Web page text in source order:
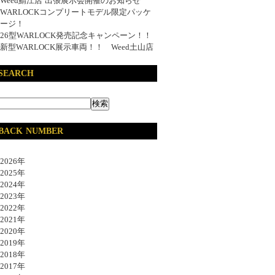
WARLOCKコンプリートモデル限定パッケ
ージ！
26型WARLOCK発売記念キャンペーン！！
新型WARLOCK展示車両！！ Weed土山店
NUMBER
年
年
年
年
年
年
年
年
年
年